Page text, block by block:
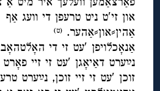
און זי′ט ניט טרעפן די וועג אַף
אַהין⸗און⸗אַהער.(ט)
אַנאָכלויפן ′עט זי די
נײַערט דאַיאָגן ′עט זי זיי פאָרט
זוכן ′עט זי זיי זוכן, נײַערט